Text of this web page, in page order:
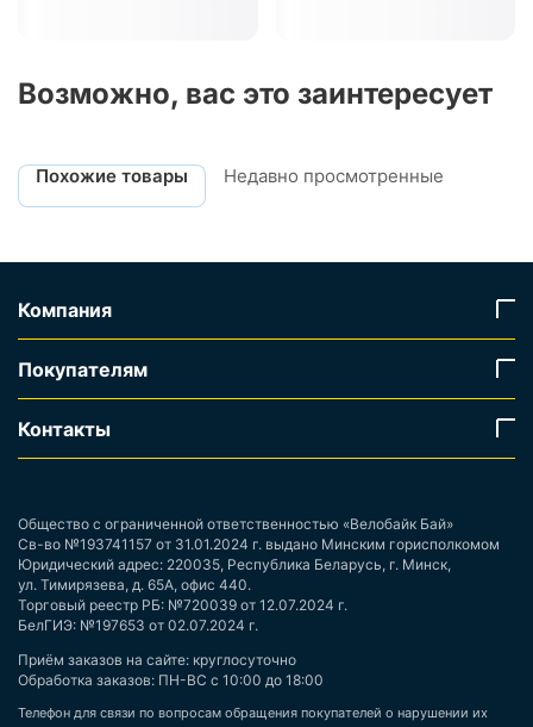
Возможно, вас это заинтересует
Похожие товары Недавно просмотренные
Компания
Покупателям
Контакты
Общество с ограниченной ответственностью «Велобайк Бай»
Св-во №193741157 от 31.01.2024 г. выдано Минским горисполкомом
Юридический адрес: 220035, Республика Беларусь, г. Минск,
ул. Тимирязева, д. 65А, офис 440.
Торговый реестр РБ: №720039 от 12.07.2024 г.
БелГИЭ: №197653 от 02.07.2024 г.
Приём заказов на сайте: круглосуточно
Обработка заказов: ПН-ВС с 10:00 до 18:00
Телефон для связи по вопросам обращения покупателей о нарушении их